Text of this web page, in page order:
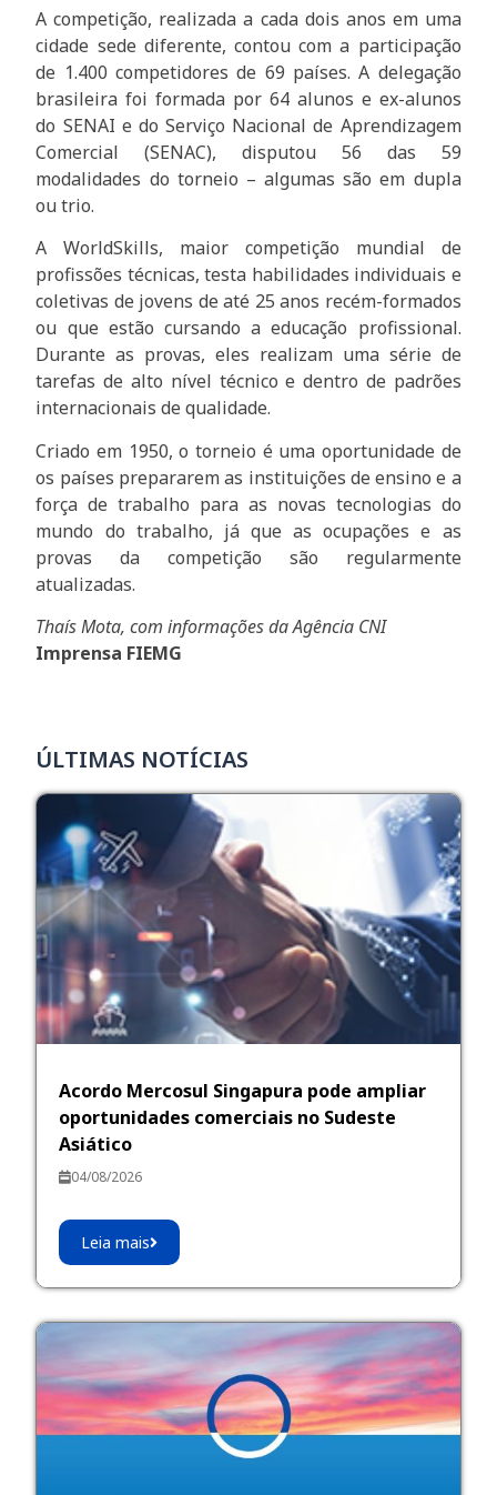
A competição, realizada a cada dois anos em uma
cidade sede diferente, contou com a participação
de 1.400 competidores de 69 países. A delegação
brasileira foi formada por 64 alunos e ex-alunos
do SENAI e do Serviço Nacional de Aprendizagem
Comercial (SENAC), disputou 56 das 59
modalidades do torneio – algumas são em dupla
ou trio.
A WorldSkills, maior competição mundial de
profissões técnicas, testa habilidades individuais e
coletivas de jovens de até 25 anos recém-formados
ou que estão cursando a educação profissional.
Durante as provas, eles realizam uma série de
tarefas de alto nível técnico e dentro de padrões
internacionais de qualidade.
Criado em 1950, o torneio é uma oportunidade de
os países prepararem as instituições de ensino e a
força de trabalho para as novas tecnologias do
mundo do trabalho, já que as ocupações e as
provas da competição são regularmente
atualizadas.
Thaís Mota, com informações da Agência CNI
Imprensa FIEMG
ÚLTIMAS NOTÍCIAS
Acordo Mercosul Singapura pode ampliar
oportunidades comerciais no Sudeste
Asiático
04/08/2026
Leia mais